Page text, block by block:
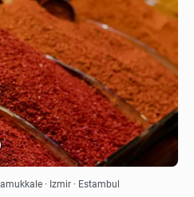
Ver
· Izmir · Estambul